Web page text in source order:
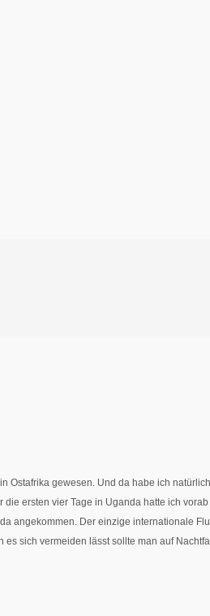
Ostafrika gewesen. Und da habe ich
die ersten vier Tage in Uganda hatte ich
angekommen. Der einzige internationale
sich vermeiden lässt sollte man auf